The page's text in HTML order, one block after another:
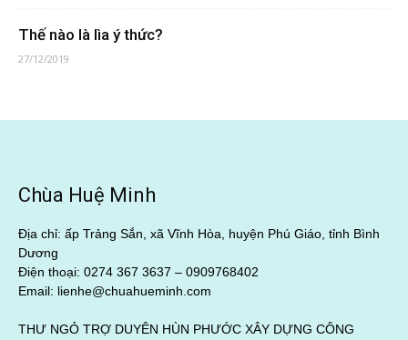
Thế nào là lìa ý thức?
27/12/2019
Chùa Huệ Minh
Địa chỉ: ấp Trảng Sắn, xã Vĩnh Hòa, huyện Phú Giáo, tỉnh Bình
Dương
Điện thoại: 0274 367 3637 – 0909768402
Email: lienhe@chuahueminh.com
THƯ NGỎ TRỢ DUYÊN HÙN PHƯỚC XÂY DỰNG CÔNG